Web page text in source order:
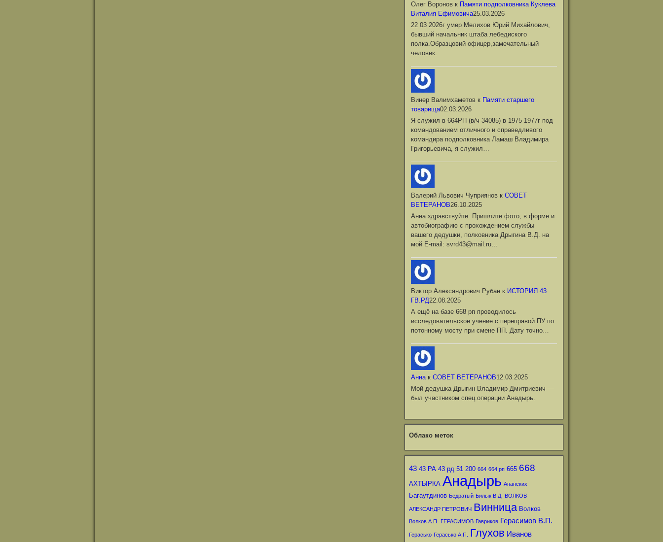
Олег Вороновк Памяти подполковника Куклева
Виталия Ефимовича25.03.2026
22 03 2026г умер Мелихов Юрий Михайлович,
бывший начальник штаба лебедиского
полка.Образцовий офицер,замечательный
человек.
Винер Валимхаметовк Памяти старшего
товарища02.03.2026
Я служил в 664РП (в/ч 34085) в 1975-1977г под
командованием отличного и справедливого
командира подполковника Ламаш Владимира
Григорьевича, я служил…
Валерий Львович Чуприяновк СОВЕТ
ВЕТЕРАНОВ26.10.2025
Анна здравствуйте. Пришлите фото, в форме и
автобиографию с прохождением службы
вашего дедушки, полковника Дрыгина В.Д. на
мой Е-mail: svrd43@mail.ru…
Виктор Александрович Рубанк ИСТОРИЯ 43
ГВ.РД22.08.2025
А ещё на базе 668 рп проводилось
исследовательское учение с переправой ПУ по
потонному мосту при смене ПП. Дату точно…
Аннак СОВЕТ ВЕТЕРАНОВ12.03.2025
Мой дедушка Дрыгин Владимир Дмитриевич —
был участником спец.операции Анадырь.
Облако меток
43 43 РА 43 рд 51 200 664 664 рп 665 668
АХТЫРКА Анадырь Ананских
Багаутдинов Бедратый Билык В.Д. ВОЛКОВ
АЛЕКСАНДР ПЕТРОВИЧ Винница Волков
Волков А.П. ГЕРАСИМОВ Гавриков Герасимов В.П.
Герасько Герасько А.П. Глухов Иванов